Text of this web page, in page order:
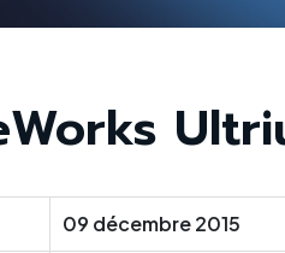
09 décembre 2015